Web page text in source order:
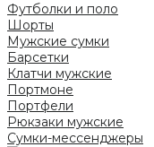
Футболки и поло
Шорты
Мужские сумки
Барсетки
Клатчи мужские
Портмоне
Портфели
Рюкзаки мужские
Сумки-мессенджеры